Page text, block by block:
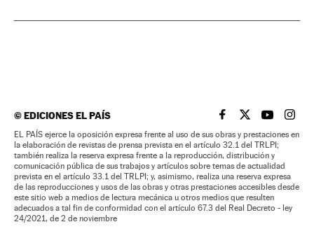
©EDICIONES EL PAÍS EL PAÍS BRASIL EN
EL PAÍSEL PAÍS
EL
EL PAÍS ejerce la oposición expresa frente al uso de sus obras y prestaciones en
la elaboración de revistas de prensa prevista en el artículo 32.1 del TRLPI;
también realiza la reserva expresa frente a la reproducción, distribución y
comunicación pública de sus trabajos y artículos sobre temas de actualidad
prevista en el artículo 33.1 del TRLPI; y, asimismo, realiza una reserva expresa
de las reproducciones y usos de las obras y otras prestaciones accesibles desde
este sitio web a medios de lectura mecánica u otros medios que resulten
adecuados a tal fin de conformidad con el artículo 67.3 del Real Decreto - ley
24/2021, de 2 de noviembre